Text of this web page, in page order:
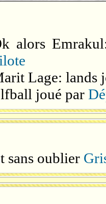
alors
Lage: lands
joué par
sans oublier